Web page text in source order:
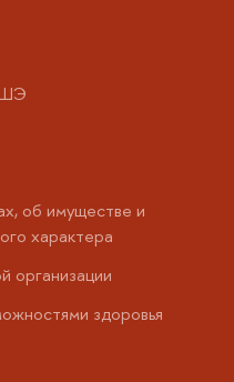
об имуществе и
характера
организации
здоровья